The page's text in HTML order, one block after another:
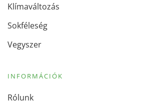
Klímaváltozás
Sokféleség
Vegyszer
INFORMÁCIÓK
Rólunk